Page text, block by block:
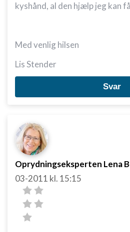
kyshånd, al den hjælp jeg kan
Med venlig hilsen
Lis Stender
Svar
Oprydningseksperten Lena
03-2011 kl. 15:15